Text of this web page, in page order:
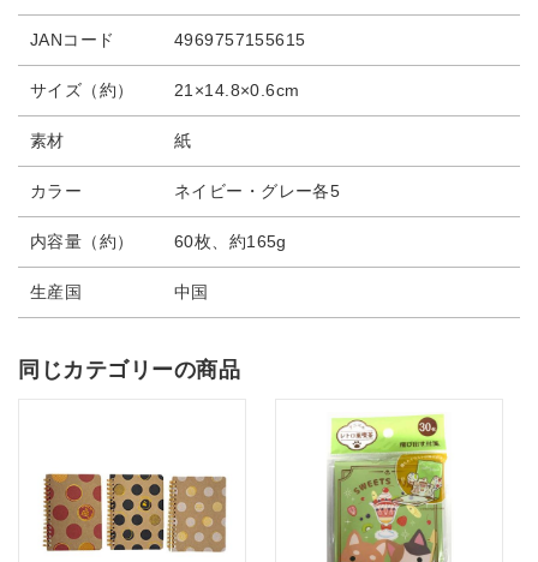
JANコード 4969757155615
サイズ（約） 21×14.8×0.6cm
素材 紙
カラー ネイビー・グレー各5
内容量（約） 60枚、約165g
生産国 中国
同じカテゴリーの商品